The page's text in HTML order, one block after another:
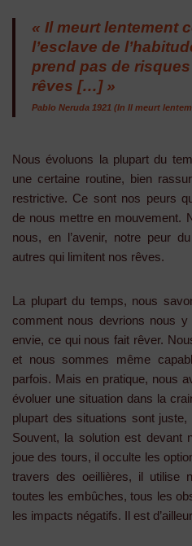
« Il meurt lentement
l’esclave de
prend pas de
rêves […] »
Pablo Neruda 1921 (In Il meurt
Nous évoluons la plupart du
une certaine routine, bien
restrictive. Ce sont nos peurs
de nous mettre en mouvement.
nous, en l’avenir, notre peur
autres qui limitent nos rêves.
La plupart du temps, nous
comment nous devrions nous
envie, ce qui nous fait rêver.
et nous sommes même
parfois. Mais en pratique, nous
évoluer une situation dans la
plupart des situations sont
Souvent, la solution est devant
joue des tours, il occulte les
travers des oeillières, il utilise
toutes les embûches, tous les
les impacts négatifs. Il est